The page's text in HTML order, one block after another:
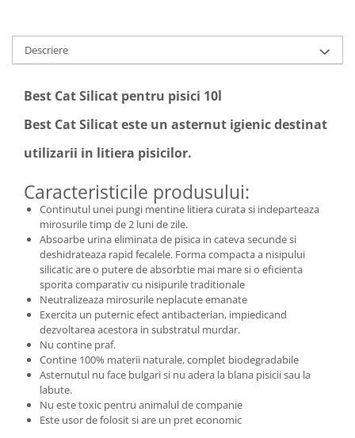
Descriere
Best Cat Silicat pentru pisici 10l
Best Cat Silicat este un asternut igienic destinat
utilizarii in litiera pisicilor.
Caracteristicile produsului:
Continutul unei pungi mentine litiera curata si indeparteaza
mirosurile timp de 2 luni de zile.
Absoarbe urina eliminata de pisica in cateva secunde si
deshidrateaza rapid fecalele. Forma compacta a nisipului
silicatic are o putere de absorbtie mai mare si o eficienta
sporita comparativ cu nisipurile traditionale
Neutralizeaza mirosurile neplacute emanate
Exercita un puternic efect antibacterian, impiedicand
dezvoltarea acestora in substratul murdar.
Nu contine praf.
Contine 100% materii naturale, complet biodegradabile
Asternutul nu face bulgari si nu adera la blana pisicii sau la
labute.
Nu este toxic pentru animalul de companie
Este usor de folosit si are un pret economic